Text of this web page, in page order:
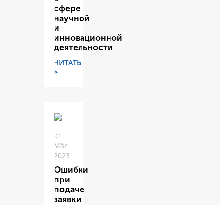
сфере
научной
и
инновационной
деятельности
ЧИТАТЬ
>
01
Mär
2023
Ошибки
при
подаче
заявки